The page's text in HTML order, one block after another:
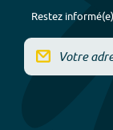
Restez